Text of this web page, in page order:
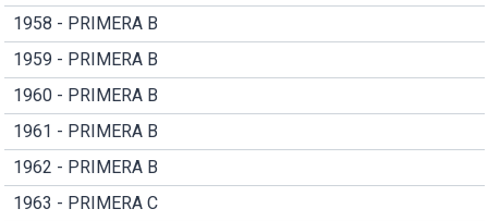
1958 - PRIMERA B
1959 - PRIMERA B
1960 - PRIMERA B
1961 - PRIMERA B
1962 - PRIMERA B
1963 - PRIMERA C